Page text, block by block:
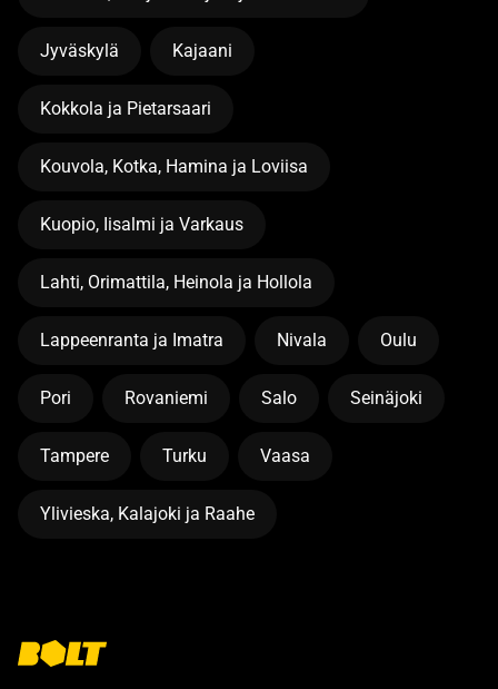
Jyväskylä Kajaani
Kokkola ja Pietarsaari
Kouvola, Kotka, Hamina ja Loviisa
Kuopio, Iisalmi ja Varkaus
Lahti, Orimattila, Heinola ja Hollola
Lappeenranta ja Imatra Nivala Oulu
Pori Rovaniemi Salo Seinäjoki
Tampere Turku Vaasa
Ylivieska, Kalajoki ja Raahe